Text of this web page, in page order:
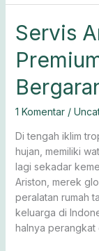
Servis
1 Komentar /
Di tengah iklim
hujan, memiliki
lagi sekadar
Ariston, merek
peralatan rumah
keluarga di
halnya
Servis
Ariston
Bogor
–
Murah,
Bergaransi!